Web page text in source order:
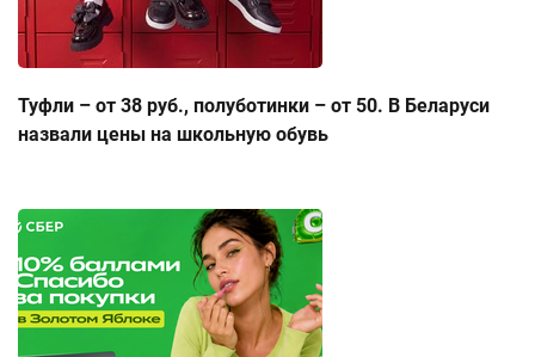
Туфли – от 38 руб., полуботинки – от 50. В Беларуси
назвали цены на школьную обувь